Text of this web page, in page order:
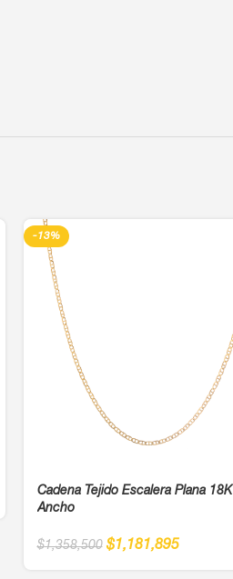
-13%
Cadena Tejido Escalera Plana 18K
Ancho
$1,358,500 $1,181,895